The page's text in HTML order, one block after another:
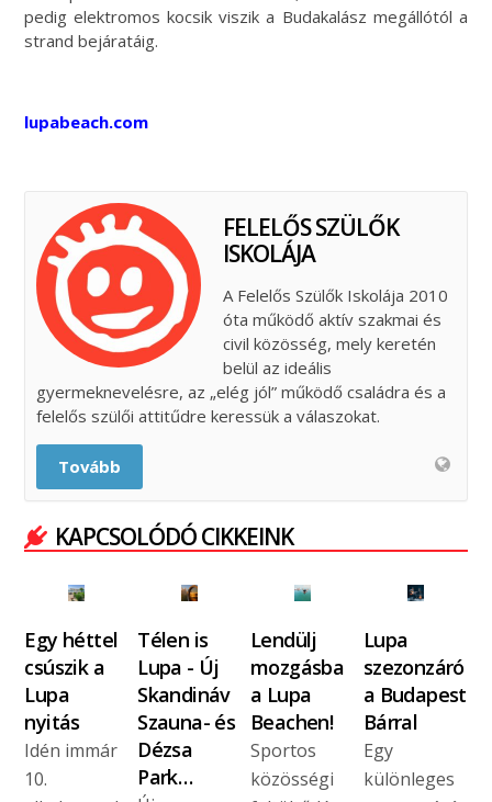
pedig elektromos kocsik viszik a Budakalász megállótól a
strand bejáratáig.
lupabeach.com
FELELŐS SZÜLŐK
ISKOLÁJA
A Felelős Szülők Iskolája 2010
óta működő aktív szakmai és
civil közösség, mely keretén
belül az ideális
gyermeknevelésre, az „elég jól” működő családra és a
felelős szülői attitűdre keressük a válaszokat.
Tovább
KAPCSOLÓDÓ CIKKEINK
Egy héttel
csúszik a
Lupa
nyitás
Idén immár
10.
Télen is
Lupa - Új
Skandináv
Szauna- és
Dézsa
Park…
Lendülj
mozgásba
a Lupa
Beachen!
Sportos
közösségi
Lupa
szezonzáró
a Budapest
Bárral
Egy
különleges